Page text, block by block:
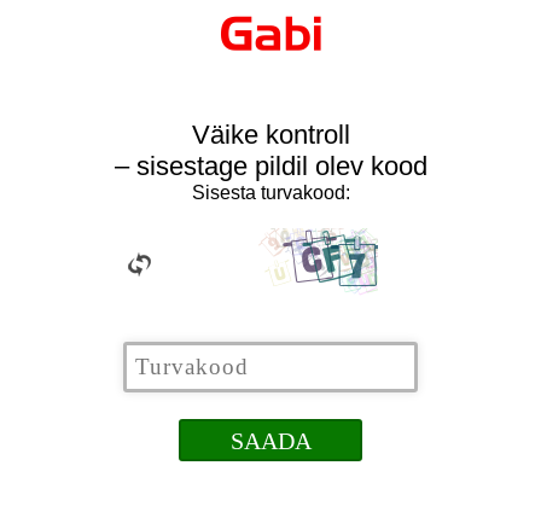
Väike kontroll
– sisestage pildil olev kood
Sisesta turvakood: